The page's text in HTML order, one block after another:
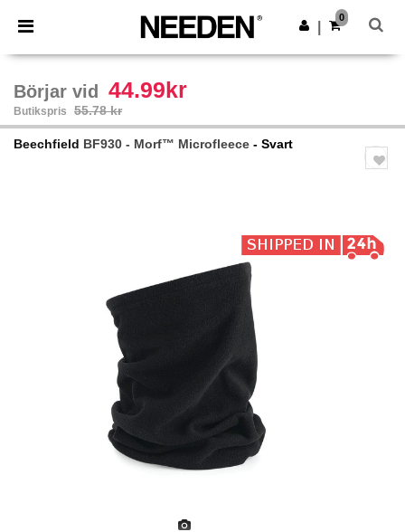
× Needen-app
Bättre priser i appen!
Hämta app
0
Börjar vid 44.99kr
Butikspris 55.78 kr
Beechfield BF930 - Morf™ Microfleece - Svart